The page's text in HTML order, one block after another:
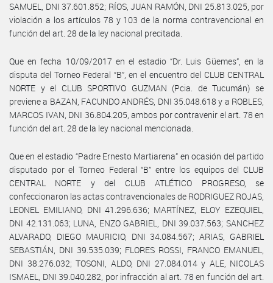
SAMUEL, DNI 37.601.852; RÍOS, JUAN RAMÓN, DNI 25.813.025, por
violación a los artículos 78 y 103 de la norma contravencional en
función del art. 28 de la ley nacional precitada.
Que en fecha 10/09/2017 en el estadio “Dr. Luis Güemes”, en la
disputa del Torneo Federal “B”, en el encuentro del CLUB CENTRAL
NORTE y el CLUB SPORTIVO GUZMAN (Pcia. de Tucumán) se
previene a BAZAN, FACUNDO ANDRÉS, DNI 35.048.618 y a ROBLES,
MARCOS IVAN, DNI 36.804.205, ambos por contravenir el art. 78 en
función del art. 28 de la ley nacional mencionada.
Que en el estadio “Padre Ernesto Martiarena” en ocasión del partido
disputado por el Torneo Federal “B” entre los equipos del CLUB
CENTRAL NORTE y del CLUB ATLÉTICO PROGRESO, se
confeccionaron las actas contravencionales de RODRIGUEZ ROJAS,
LEONEL EMILIANO, DNI 41.296.636; MARTÍNEZ, ELOY EZEQUIEL,
DNI 42.131.063; LUNA, ENZO GABRIEL, DNI 39.037.563; SANCHEZ
ALVARADO, DIEGO MAURICIO, DNI 34.084.567; ARIAS, GABRIEL
SEBASTIÁN, DNI 39.535.039; FLORES ROSSI, FRANCO EMANUEL,
DNI 38.276.032; TOSONI, ALDO, DNI 27.084.014 y ALE, NICOLAS
ISMAEL, DNI 39.040.282, por infracción al art. 78 en función del art.